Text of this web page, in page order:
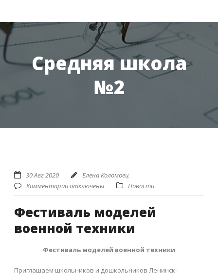
Средняя школа
№2
30 Авг 2020
Елена Коломоец
Комментарии отключены
Новости
Фестиваль моделей
военной техники
Фестиваль моделей военной техники
Приглашаем школьников и дошкольников Ленинск-